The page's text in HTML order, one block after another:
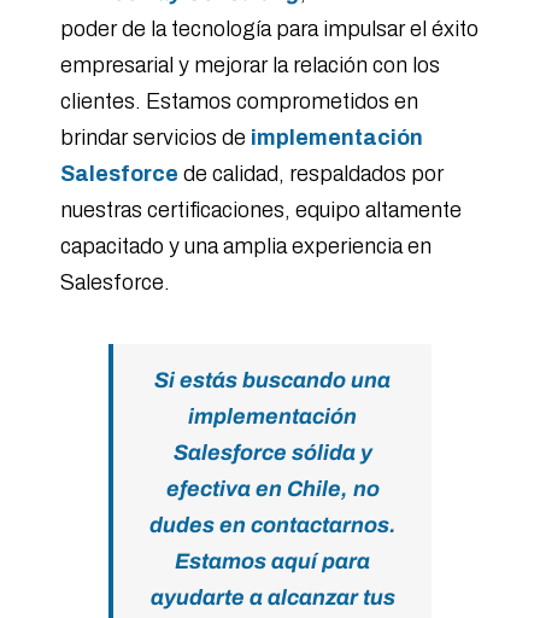
poder de la tecnología para impulsar el éxito
empresarial y mejorar la relación con los
clientes. Estamos comprometidos en
brindar servicios de implementación
Salesforce de calidad, respaldados por
nuestras certificaciones, equipo altamente
capacitado y una amplia experiencia en
Salesforce.
Si estás buscando una
implementación
Salesforce sólida y
efectiva en Chile, no
dudes en contactarnos.
Estamos aquí para
ayudarte a alcanzar tus